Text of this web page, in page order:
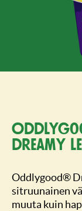
dreamy
Oddlygood®
sitruunainen
muuta kuin